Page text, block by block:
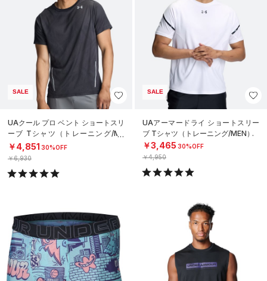
SALE
UAクール プロ ベント ショートスリ
ーブ Tシャツ（トレーニング/ME
N）
￥4,851 30%OFF
￥6,930
SALE
UAアーマードライ ショートスリー
ブ Tシャツ（トレーニング/MEN）
￥3,465 30%OFF
￥4,950